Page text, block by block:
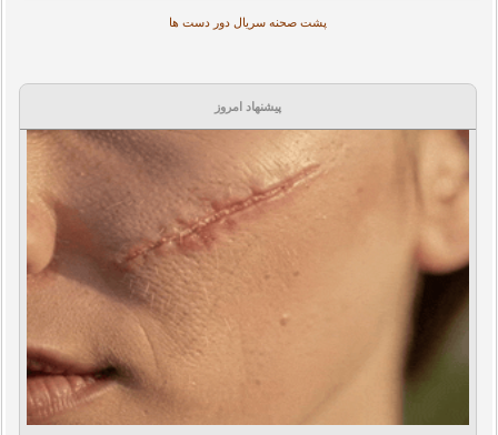
پشت صحنه سریال دور دست ها
پیشنهاد امروز